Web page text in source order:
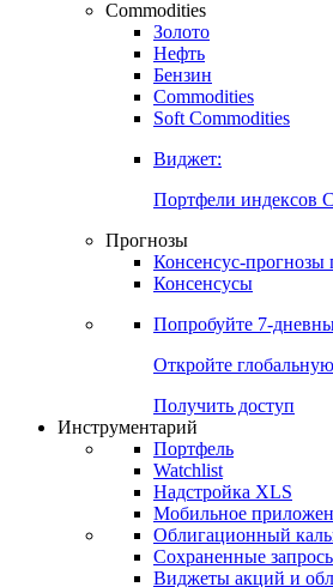
Commodities
Золото
Нефть
Бензин
Commodities
Soft Commodities
Виджет:
Портфели индексов
Прогнозы
Консенсус-прогнозы
Консенсусы
Попробуйте 7-
Откройте
Получить доступ
Инструментарий
Портфель
Watchlist
Надстройка XLS
Мобильное
Облигационный
Сохраненные
Виджеты акций и